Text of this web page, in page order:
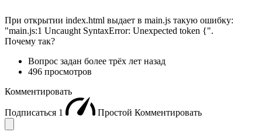
При открытии index.html выдает в main.js такую ошибку:
"main.js:1 Uncaught SyntaxError: Unexpected token {".
Почему так?
Вопрос задан более трёх лет назад
496 просмотров
Комментировать
Подписаться 1 Простой Комментировать